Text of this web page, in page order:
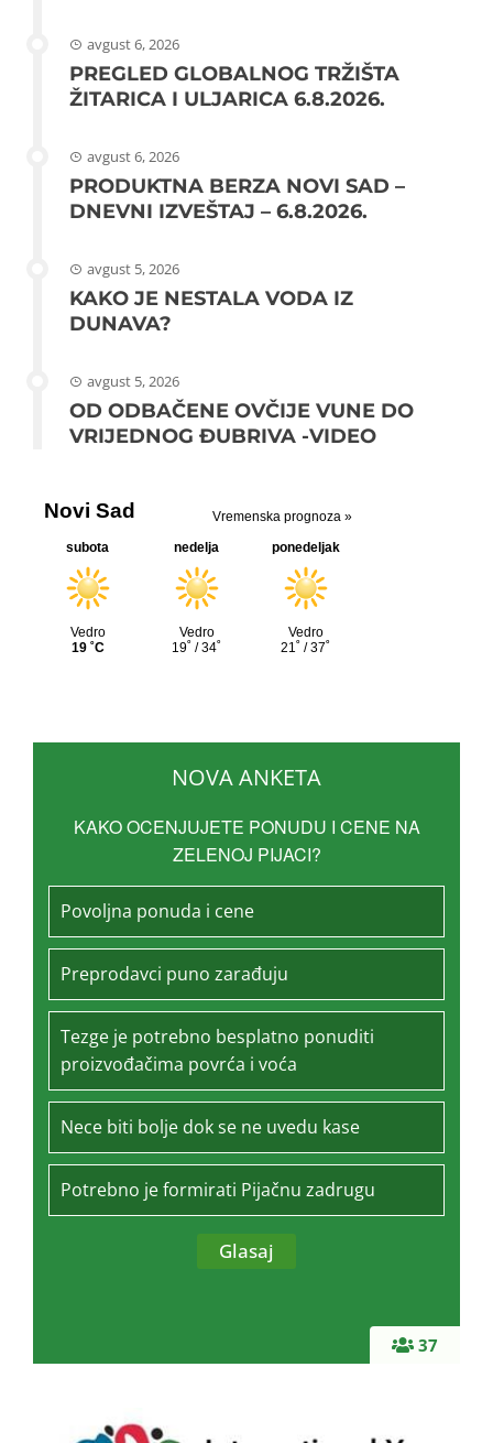
avgust 6, 2026
PREGLED GLOBALNOG TRŽIŠTA
ŽITARICA I ULJARICA 6.8.2026.
avgust 6, 2026
PRODUKTNA BERZA NOVI SAD –
DNEVNI IZVEŠTAJ – 6.8.2026.
avgust 5, 2026
KAKO JE NESTALA VODA IZ
DUNAVA?
avgust 5, 2026
OD ODBAČENE OVČIJE VUNE DO
VRIJEDNOG ĐUBRIVA -VIDEO
37
NOVA ANKETA
KAKO OCENJUJETE PONUDU I CENE NA
ZELENOJ PIJACI?
Povoljna ponuda i cene
Preprodavci puno zarađuju
Tezge je potrebno besplatno ponuditi
proizvođačima povrća i voća
Nece biti bolje dok se ne uvedu kase
Potrebno je formirati Pijačnu zadrugu